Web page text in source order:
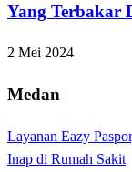
Yang Terbakar
2 Mei 2024
Medan
Layanan Eazy
Inap di Rumah Sakit